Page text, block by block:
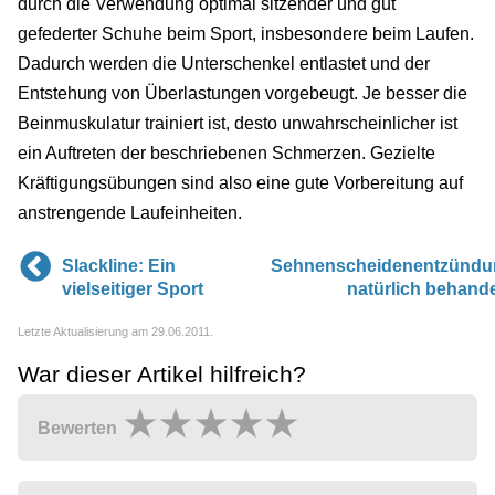
durch die Verwendung optimal sitzender und gut
gefederter Schuhe beim Sport, insbesondere beim Laufen.
Dadurch werden die Unterschenkel entlastet und der
Entstehung von Überlastungen vorgebeugt. Je besser die
Beinmuskulatur trainiert ist, desto unwahrscheinlicher ist
ein Auftreten der beschriebenen Schmerzen. Gezielte
Kräftigungsübungen sind also eine gute Vorbereitung auf
anstrengende Laufeinheiten.
Slackline: Ein
vielseitiger Sport
natürlich
Letzte Aktualisierung am 29.06.2011.
War dieser Artikel hilfreich?
Bewerten